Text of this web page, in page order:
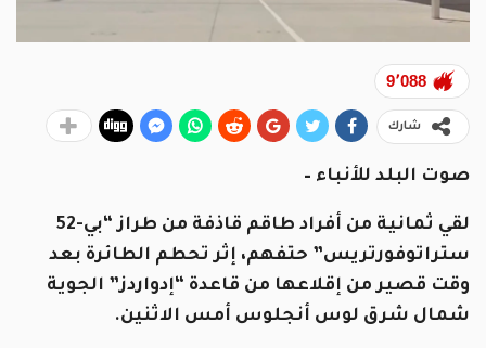
9٬088
شارك
صوت البلد للأنباء –
لقي ثمانية من أفراد طاقم قاذفة من طراز “بي-52
ستراتوفورتريس” حتفهم، إثر تحطم الطائرة بعد
وقت قصير من إقلاعها من قاعدة “إدواردز” الجوية
شمال شرق لوس أنجلوس أمس الاثنين.